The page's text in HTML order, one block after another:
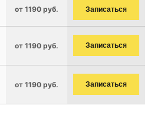
от 1190 руб. Записаться
от 1190 руб. Записаться
от 1190 руб. Записаться